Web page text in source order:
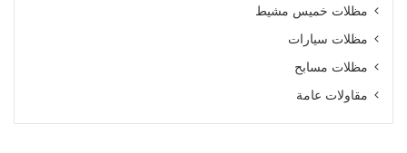
مظلات خميس مشيط
مظلات سيارات
مظلات مسابح
مقاولات عامة